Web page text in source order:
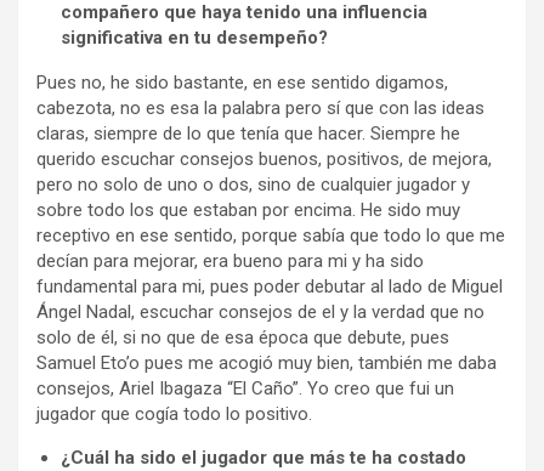
compañero que haya tenido una influencia
significativa en tu desempeño?
Pues no, he sido bastante, en ese sentido digamos,
cabezota, no es esa la palabra pero sí que con las ideas
claras, siempre de lo que tenía que hacer. Siempre he
querido escuchar consejos buenos, positivos, de mejora,
pero no solo de uno o dos, sino de cualquier jugador y
sobre todo los que estaban por encima. He sido muy
receptivo en ese sentido, porque sabía que todo lo que me
decían para mejorar, era bueno para mi y ha sido
fundamental para mi, pues poder debutar al lado de Miguel
Ángel Nadal, escuchar consejos de el y la verdad que no
solo de él, si no que de esa época que debute, pues
Samuel Eto’o pues me acogió muy bien, también me daba
consejos, Ariel Ibagaza “El Caño”. Yo creo que fui un
jugador que cogía todo lo positivo.
¿Cuál ha sido el jugador que más te ha costado